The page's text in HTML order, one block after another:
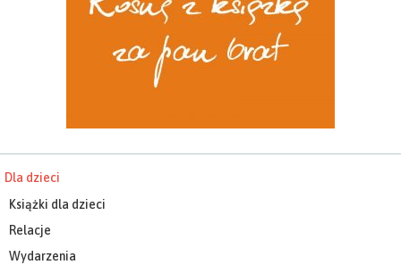
Dla dzieci
Książki dla dzieci
Relacje
Wydarzenia